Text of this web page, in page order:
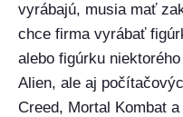
vyrábajú, musia mať
chce firma vyrábať
alebo figúrku
Alien, ale aj
Creed, Mortal Kombat